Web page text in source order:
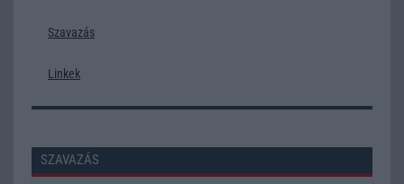
Szavazás
Linkek
SZAVAZÁS